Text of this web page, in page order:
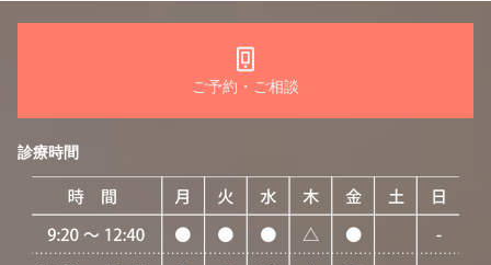
ご予約・ご相談
診療時間